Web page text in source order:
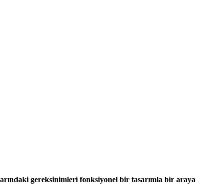
gereksinimleri fonksiyonel bir tasarımla bir araya